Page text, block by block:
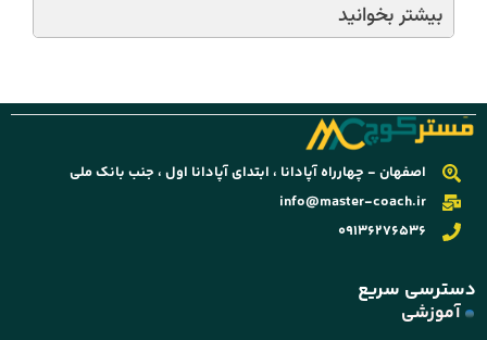
بیشتر بخوانید
اصفهان - چهارراه آپادانا ، ابتدای آپادانا اول ، جنب بانک ملی
info@master-coach.ir
09136276536
دسترسی سریع
آموزشی